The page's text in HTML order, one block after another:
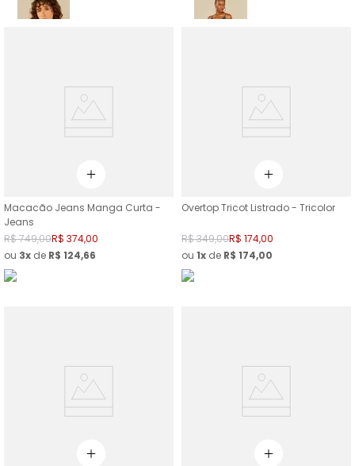
Macacão Jeans Manga Curta -
Jeans
R$749,00R$ 374,00
ou 3 de R$ 124,66
Overtop Tricot Listrado - Tricolor
R$349,00R$ 174,00
ou 1 de R$ 174,00